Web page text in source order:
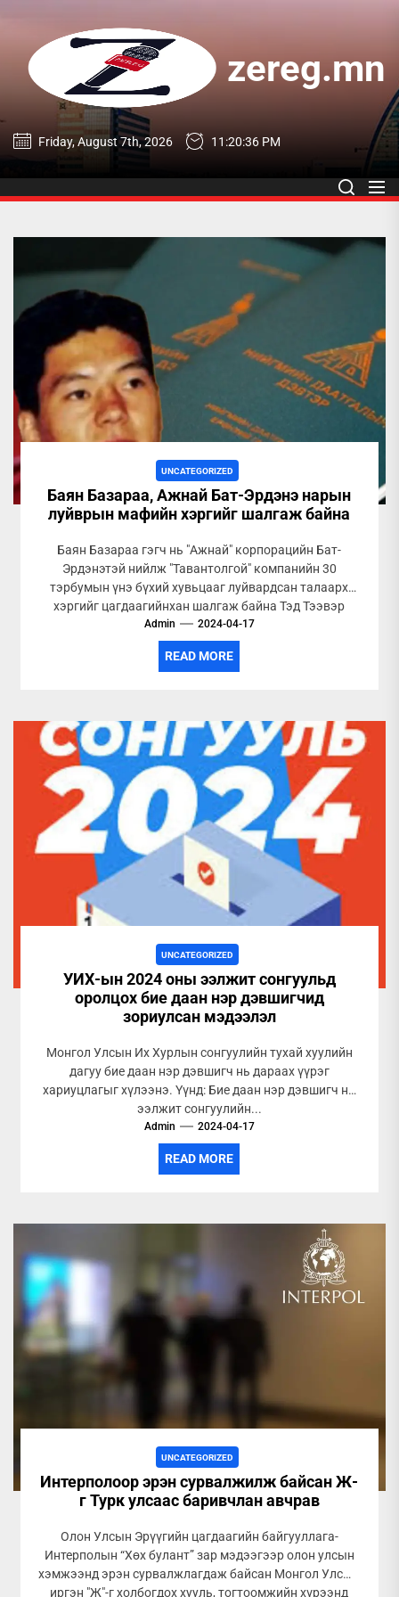
content
zereg.mn
zereg.mn
Friday, August 7th, 2026 11:20:37 PM
UNCATEGORIZED
Баян Базараа, Ажнай Бат-Эрдэнэ нарын
луйврын мафийн хэргийг шалгаж байна
Баян Базараа гэгч нь "Ажнай" корпорацийн Бат-
Эрдэнэтэй нийлж "Тавантолгой" компанийн 30
тэрбумын үнэ бүхий хувьцааг луйвардсан талаарх
хэргийг цагдаагийнхан шалгаж байна Тэд Тээвэр
хөгжлийн банкны...
Admin 2024-04-17
READ MORE
UNCATEGORIZED
УИХ-ын 2024 оны ээлжит сонгуульд
оролцох бие даан нэр дэвшигчид
зориулсан мэдээлэл
Монгол Улсын Их Хурлын сонгуулийн тухай хуулийн
дагуу бие даан нэр дэвшигч нь дараах үүрэг
хариуцлагыг хүлээнэ. Үүнд: Бие даан нэр дэвшигч нь
ээлжит сонгуулийн...
Admin 2024-04-17
READ MORE
UNCATEGORIZED
Интерполоор эрэн сурвалжилж байсан Ж-
г Турк улсаас баривчлан авчрав
Олон Улсын Эрүүгийн цагдаагийн байгууллага-
Интерполын “Хөх булант” зар мэдээгээр олон улсын
хэмжээнд эрэн сурвалжлагдаж байсан Монгол Улсын
иргэн "Ж"-г холбогдох хууль, тогтоомжийн хүрээнд